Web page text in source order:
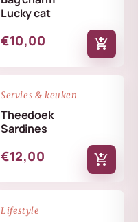
Lucky cat
€10,00 add_shopping_cart
NIEUW
Servies & keuken
Theedoek
Sardines
€12,00 add_shopping_cart
NIEUW
Lifestyle